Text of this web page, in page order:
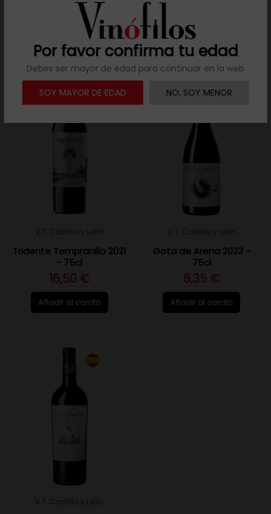
Por favor confirma tu edad
Debes ser mayor de edad para continuar en la web
SOY MAYOR DE EDAD
NO, SOY MENOR
11,15 €
Añadir al carrito Añadir al carrito
Tridente Tempranillo 2021
- 75cl
16,50 €
Añadir al carrito
Gota de Arena 2023 -
75cl
8,35 €
Añadir al carrito